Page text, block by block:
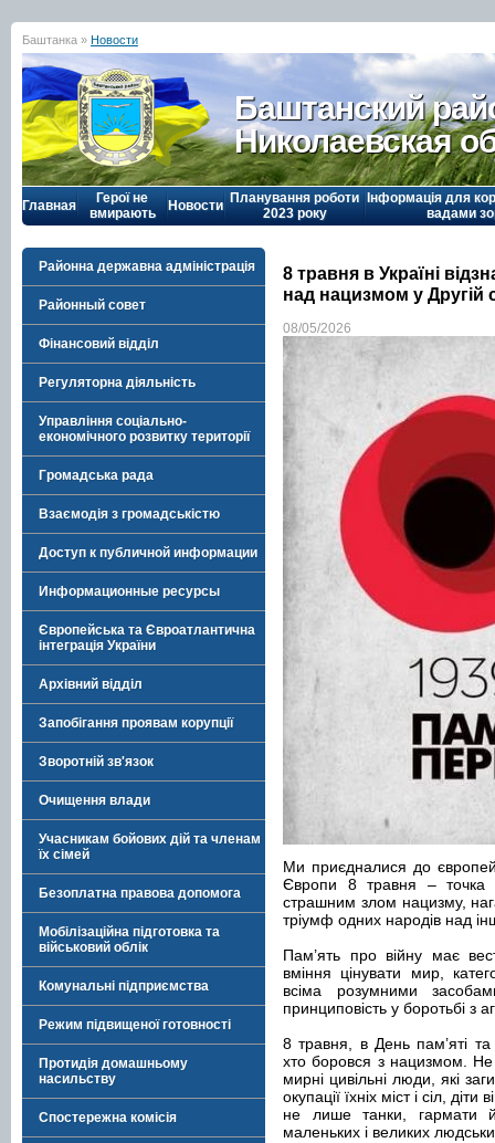
Баштанка » Новости
Баштанский
Николаевская
Главная
Герої не
вмирають
Новости Планування роботи
2023 року
Інформація для
вадами
Районна державна адміністрація
Районный совет
Фінансовий відділ
Регуляторна діяльність
Управління соціально-
економічного розвитку території
Громадська рада
Взаємодія з громадськістю
Доступ к публичной информации
Информационные ресурсы
Європейська та Євроатлантична
інтеграція України
Архівний відділ
Запобігання проявам корупції
Зворотній зв'язок
Очищення влади
Учасникам бойових дій та членам
їх сімей
Безоплатна правова допомога
Мобілізаційна підготовка та
військовий облік
Комунальні підприємства
Режим підвищеної готовності
Протидія домашньому
насильству
Спостережна комісія
8 травня в Україні
над нацизмом у Другій
08/05/2026
Ми приєдналися до
Європи 8 травня – точка
страшним злом нацизму,
тріумф одних народів над
Пам’ять про війну має
вміння цінувати мир,
всіма розумними
принциповість у боротьбі з
8 травня, в День пам’яті
хто боровся з нацизмом. Не
мирні цивільні люди, які
окупації їхніх міст і сіл,
не лише танки, гармати
маленьких і великих